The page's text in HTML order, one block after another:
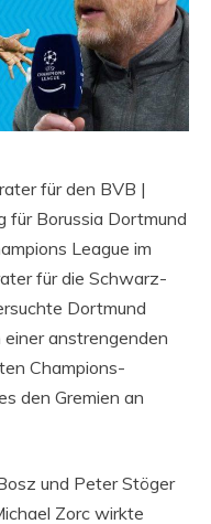
für den BVB |
für Borussia Dortmund
League im
für die Schwarz-
Dortmund
anstrengenden
Champions-
den Gremien an
und Peter Stöger
Zorc wirkte